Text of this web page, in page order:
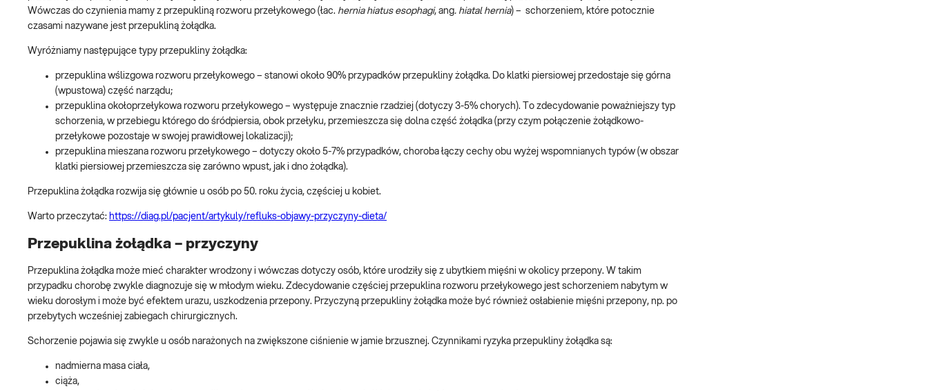
Wówczas do czynienia mamy z przepukliną rozworu przełykowego (łac. hernia hiatus esophagi, ang. hiatal hernia) – schorzeniem, które potocznie
czasami nazywane jest przepukliną żołądka.
Wyróżniamy następujące typy przepukliny żołądka:
przepuklina wślizgowa rozworu przełykowego – stanowi około 90% przypadków przepukliny żołądka. Do klatki piersiowej przedostaje się górna
(wpustowa) część narządu;
przepuklina okołoprzełykowa rozworu przełykowego – występuje znacznie rzadziej (dotyczy 3-5% chorych). To zdecydowanie poważniejszy typ
schorzenia, w przebiegu którego do śródpiersia, obok przełyku, przemieszcza się dolna część żołądka (przy czym połączenie żołądkowo-
przełykowe pozostaje w swojej prawidłowej lokalizacji);
przepuklina mieszana rozworu przełykowego – dotyczy około 5-7% przypadków, choroba łączy cechy obu wyżej wspomnianych typów (w obszar
klatki piersiowej przemieszcza się zarówno wpust, jak i dno żołądka).
Przepuklina żołądka rozwija się głównie u osób po 50. roku życia, częściej u kobiet.
Warto przeczytać: https://diag.pl/pacjent/artykuly/refluks-objawy-przyczyny-dieta/
Przepuklina żołądka – przyczyny
Przepuklina żołądka może mieć charakter wrodzony i wówczas dotyczy osób, które urodziły się z ubytkiem mięśni w okolicy przepony. W takim
przypadku chorobę zwykle diagnozuje się w młodym wieku. Zdecydowanie częściej przepuklina rozworu przełykowego jest schorzeniem nabytym w
wieku dorosłym i może być efektem urazu, uszkodzenia przepony. Przyczyną przepukliny żołądka może być również osłabienie mięśni przepony, np. po
przebytych wcześniej zabiegach chirurgicznych.
Schorzenie pojawia się zwykle u osób narażonych na zwiększone ciśnienie w jamie brzusznej. Czynnikami ryzyka przepukliny żołądka są:
nadmierna masa ciała,
ciąża,